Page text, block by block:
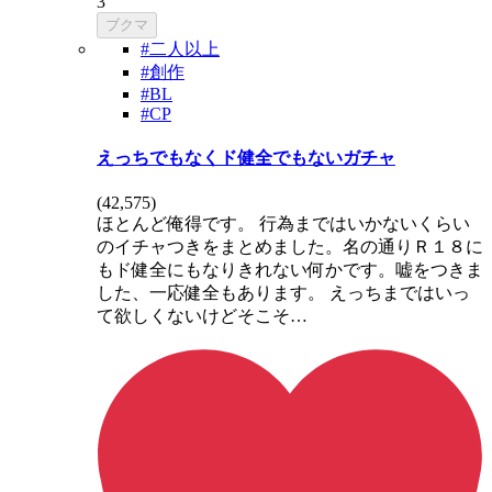
ブクマ
#二人以上
#創作
#BL
#CP
えっちでもなくド健全でもないガチャ
(42,575)
ほとんど俺得です。 行為まではいかないくらい
のイチャつきをまとめました。名の通りＲ１８に
もド健全にもなりきれない何かです。嘘をつきま
した、一応健全もあります。 えっちまではいっ
て欲しくないけどそこそ…